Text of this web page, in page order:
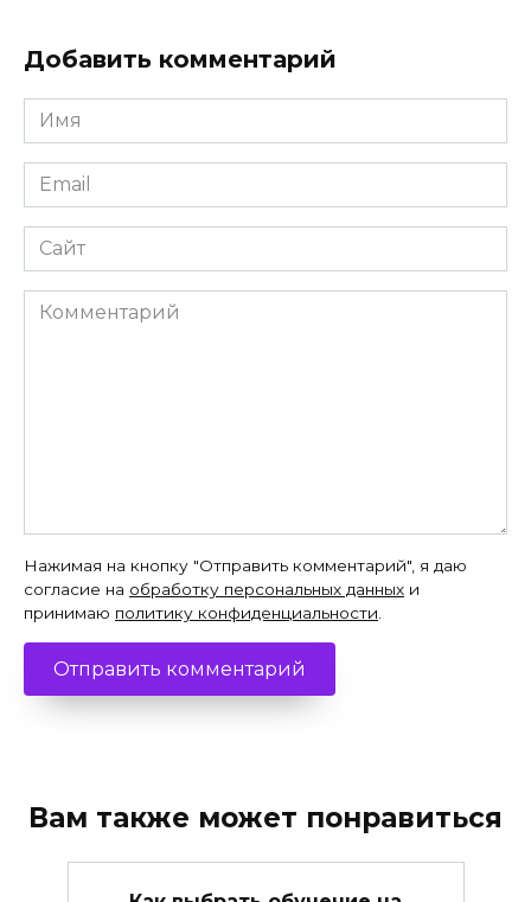
Добавить комментарий
Имя
*
Email
*
Сайт
Комментарий
Нажимая на кнопку "Отправить комментарий", я даю
согласие на обработку персональных данных и
принимаю политику конфиденциальности
Вам также может понравиться